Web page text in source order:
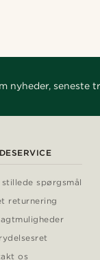
nyheder, seneste
spørgsmål
returnering
os